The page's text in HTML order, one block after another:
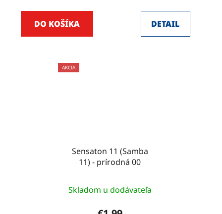
DO KOŠÍKA DETAIL
AKCIA
Sensaton 11 (Samba
11) - prírodná 00
Skladom u dodávateľa